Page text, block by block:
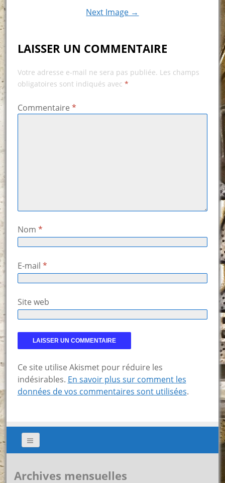
Next Image →
LAISSER UN COMMENTAIRE
Votre adresse e-mail ne sera pas publiée. Les champs
obligatoires sont indiqués avec *
Commentaire *
Nom *
E-mail *
Site web
Ce site utilise Akismet pour réduire les
indésirables. En savoir plus sur comment les
données de vos commentaires sont utilisées.
Archives mensuelles